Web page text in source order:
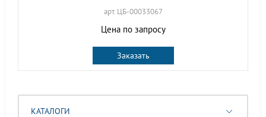
арт. ЦБ-00033067
Цена по запросу
Заказать
КАТАЛОГИ